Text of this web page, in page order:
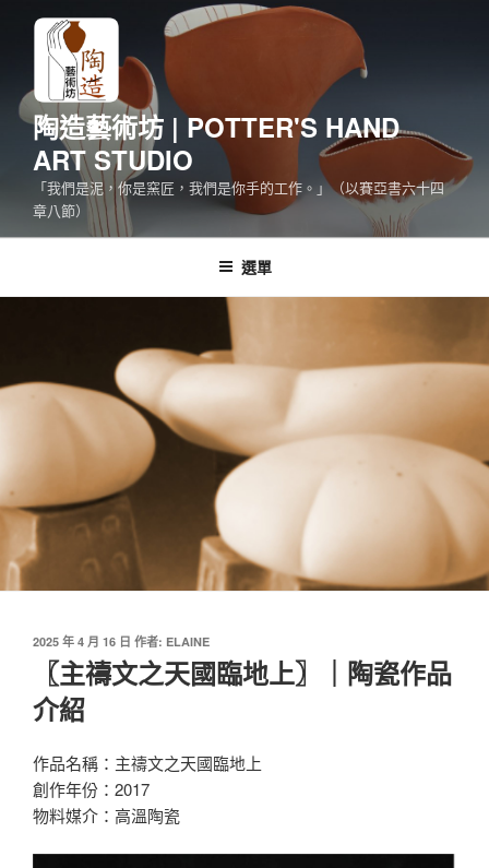
陶造藝術坊 | POTTER'S HAND
ART STUDIO
「我們是泥，你是窯匠，我們是你手的工作。」（以賽亞書六十四
章八節）
選單
發
2025 年 4 月 16 日 作者: ELAINE
〖主禱文之天國臨地上〗｜陶瓷作品
介紹
作品名稱：主禱文之天國臨地上
創作年份：2017
物料媒介：高溫陶瓷